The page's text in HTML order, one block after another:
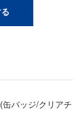
バッジ/クリアチ